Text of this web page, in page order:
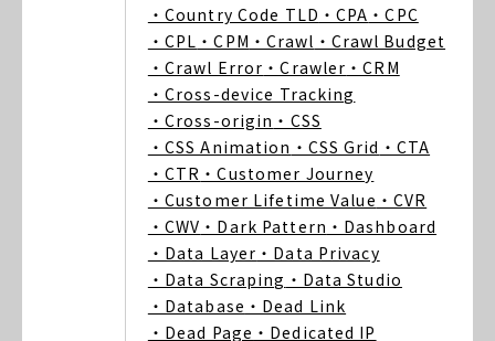
・Country Code TLD ・CPA ・CPC
・CPL ・CPM ・Crawl ・Crawl Budget
・Crawl Error ・Crawler ・CRM
・Cross-device Tracking
・Cross-origin ・CSS
・CSS Animation ・CSS Grid ・CTA
・CTR ・Customer Journey
・Customer Lifetime Value ・CVR
・CWV ・Dark Pattern ・Dashboard
・Data Layer ・Data Privacy
・Data Scraping ・Data Studio
・Database ・Dead Link
・Dead Page ・Dedicated IP